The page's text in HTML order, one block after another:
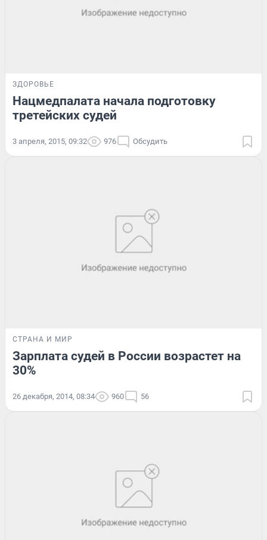
ЗДОРОВЬЕ
Нацмедпалата начала подготовку
третейских судей
3 апреля, 2015, 09:32 976 Обсудить
СТРАНА И МИР
Зарплата судей в России возрастет на
30%
26 декабря, 2014, 08:34 960 56